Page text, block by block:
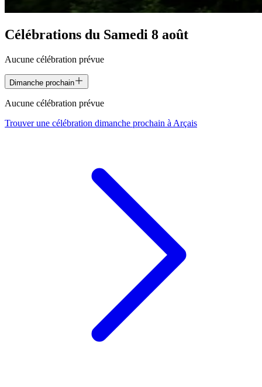
Célébrations du Samedi 8 août
Aucune célébration prévue
Dimanche prochain
Aucune célébration prévue
Trouver une célébration dimanche prochain à Arçais